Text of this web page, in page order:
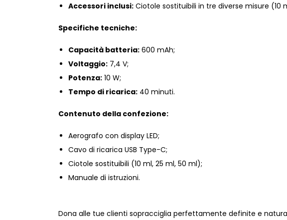
Accessori inclusi: Ciotole sostituibili in tre diverse misure
Specifiche tecniche:
Capacità batteria: 600 mAh;
Voltaggio: 7,4 V;
Potenza: 10 W;
Tempo di ricarica: 40 minuti.
Contenuto della confezione:
Aerografo con display LED;
Cavo di ricarica USB Type-C;
Ciotole sostituibili (10 ml, 25 ml, 50 ml);
Manuale di istruzioni.
Dona alle tue clienti sopracciglia perfettamente definite e